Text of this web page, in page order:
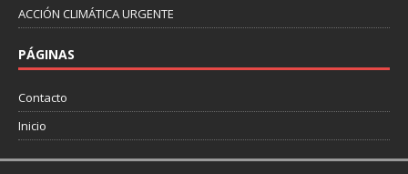
ACCIÓN CLIMÁTICA URGENTE
PÁGINAS
Contacto
Inicio